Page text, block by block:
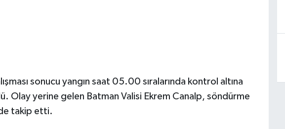
sonucu yangın saat 05.00 sıralarında kontrol altına
Olay yerine gelen Batman Valisi Ekrem Canalp, söndürme
takip etti.